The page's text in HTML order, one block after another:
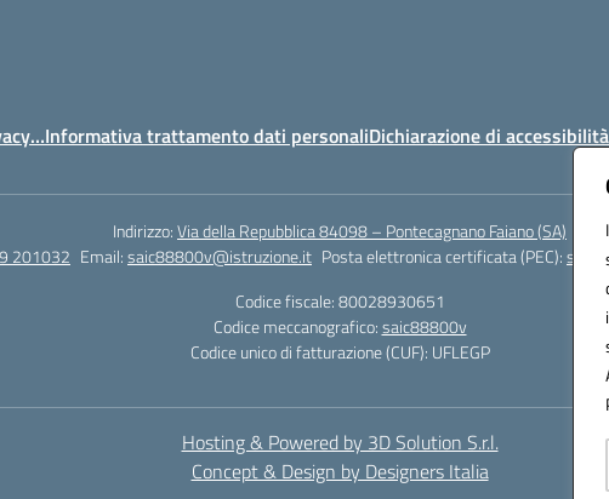
trattamento dati personaliDichiarazione di accessibilità
Indirizzo:Via della Repubblica 84098 – Pontecagnano Faiano (SA)
201032 Email:saic88800v@istruzione.it Posta elettronica certificata (PEC):
Codice fiscale: 80028930651
Codice meccanografico:saic88800v
Codice unico di fatturazione (CUF): UFLEGP
Hosting & Powered by 3D Solution S.r.l.
Concept & Design by Designers Italia